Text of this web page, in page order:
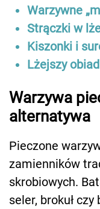
Warzywne
Strączki w
Kiszonki i
Lżejszy
Warzywa
alternatywa
Pieczone
zamienników
skrobiowych.
seler, brokuł